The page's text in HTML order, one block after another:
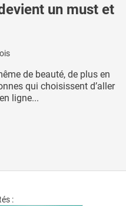
un must et
de beauté, de plus en
qui choisissent d’aller
ligne...
: